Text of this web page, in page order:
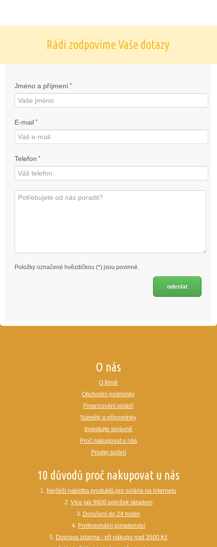
Rádi zodpovíme Vaše dotazy
Jméno a příjmení *
E-mail *
Telefon *
Položky označené hvězdičkou (*) jsou povinné.
O nás
O firmě
Obchodní podmínky
Financování solárií
Náměty a připomínky
Investujte správně
Proč nakupovat u nás
Prodej solárií
10 důvodů proč nakupovat u nás
1. Nejširší nabídka produktů pro solária na internetu
2. Více jak 9600 položek skladem
3. Doručení do 24 hodin
4. Profesionální poradenství
5. Doprava zdarma - při nákupu nad 3500 Kč